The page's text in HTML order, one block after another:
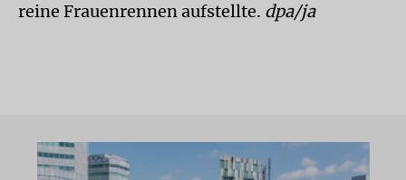
reine Frauenrennen aufstellte. dpa/ja